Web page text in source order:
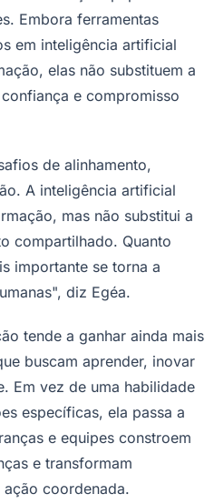
Embora ferramentas
em inteligência artificial
elas não substituem a
e compromisso
de alinhamento,
A inteligência artificial
mas não substitui a
compartilhado. Quanto
importante se torna a
diz Egéa.
tende a ganhar ainda mais
buscam aprender, inovar
Em vez de uma habilidade
específicas, ela passa a
e equipes constroem
e transformam
coordenada.